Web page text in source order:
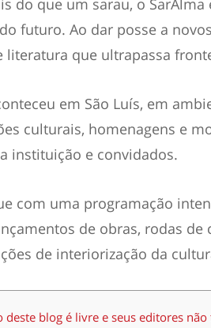
futuro. Ao dar posse a
literatura que ultrapassa
em São Luís, em
culturais, homenagens e
instituição e convidados.
com uma programação
de obras, rodas de
de interiorização da
deste blog é livre e seus editores